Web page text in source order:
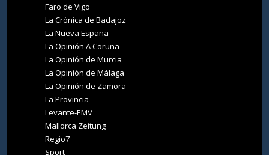
Faro de Vigo
La Crónica de Badajoz
La Nueva España
La Opinión A Coruña
La Opinión de Murcia
La Opinión de Málaga
La Opinión de Zamora
La Provincia
Levante-EMV
Mallorca Zeitung
Regio7
Sport